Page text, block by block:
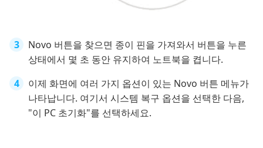
Novo 버튼을 찾으면 종이 핀을 가져와서 버튼을 누른
상태에서 몇 초 동안 유지하여 노트북을 켭니다.
이제 화면에 여러 가지 옵션이 있는 Novo 버튼 메뉴가
나타납니다. 여기서 시스템 복구 옵션을 선택한 다음,
"이 PC 초기화"를 선택하세요.